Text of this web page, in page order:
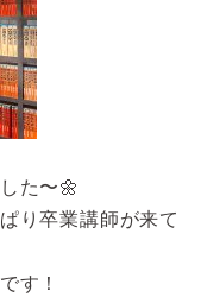
た〜🌼
り卒業講師が来て
す！